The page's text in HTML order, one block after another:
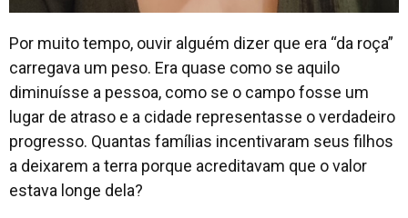
Por muito tempo, ouvir alguém dizer que era “da roça”
carregava um peso. Era quase como se aquilo
diminuísse a pessoa, como se o campo fosse um
lugar de atraso e a cidade representasse o verdadeiro
progresso. Quantas famílias incentivaram seus filhos
a deixarem a terra porque acreditavam que o valor
estava longe dela?